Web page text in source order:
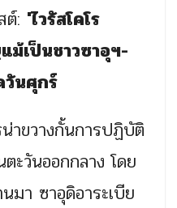
ต์: 'ไวรัสโคโร
เป็นชาวซาอุฯ-
วันศุกร์
น่าขวางกั้นการปฏิบัติ
ะวันออกกลาง โดย
า ซาอุดิอาระเบีย